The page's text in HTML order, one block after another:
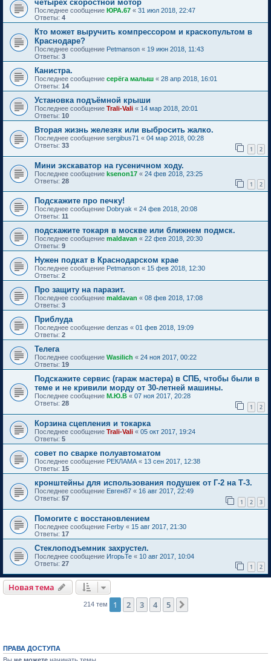
четырех скоростной мотор
Последнее сообщение ЮРА.67 « 31 июл 2018, 22:47
Ответы: 4
Кто может выручить компрессором и краскопультом в
Краснодаре?
Последнее сообщение Petmanson « 19 июн 2018, 11:43
Ответы: 3
Канистра.
Последнее сообщение серёга малыш « 28 апр 2018, 16:01
Ответы: 14
Установка подъёмной крыши
Последнее сообщение Trali-Vali « 14 мар 2018, 20:01
Ответы: 10
Вторая жизнь железяк или выбросить жалко.
Последнее сообщение sergibus71 « 04 мар 2018, 00:28
Ответы: 33 1 2
Мини экскаватор на гусеничном ходу.
Последнее сообщение ksenon17 « 24 фев 2018, 23:25
Ответы: 28 1 2
Подскажите про печку!
Последнее сообщение Dobryak « 24 фев 2018, 20:08
Ответы: 11
подскажите токаря в москве или ближнем подмск.
Последнее сообщение maldavan « 22 фев 2018, 20:30
Ответы: 9
Нужен подкат в Краснодарском крае
Последнее сообщение Petmanson « 15 фев 2018, 12:30
Ответы: 2
Про защиту на паразит.
Последнее сообщение maldavan « 08 фев 2018, 17:08
Ответы: 3
Приблуда
Последнее сообщение denzas « 01 фев 2018, 19:09
Ответы: 2
Телега
Последнее сообщение Wasilich « 24 ноя 2017, 00:22
Ответы: 19
Подскажите сервис (гараж мастера) в СПБ, чтобы были в
теме и не кривили морду от 30-летней машины.
Последнее сообщение М.Ю.В « 07 ноя 2017, 20:28
Ответы: 28 1 2
Корзина сцепления и токарка
Последнее сообщение Trali-Vali « 05 окт 2017, 19:24
Ответы: 5
совет по сварке полуавтоматом
Последнее сообщение РЕКЛАМА « 13 сен 2017, 12:38
Ответы: 15
кронштейны для использования подушек от Г-2 на Т-3.
Последнее сообщение Евген87 « 16 авг 2017, 22:49
Ответы: 57 1 2 3
Помогите с восстановлением
Последнее сообщение Ferby « 15 авг 2017, 21:30
Ответы: 17
Стеклоподъемник захрустел.
Последнее сообщение ИгорьТе « 10 авг 2017, 10:04
Ответы: 27 1 2
Новая тема
214 тем 1 2 3 4 5
ПРАВА ДОСТУПА